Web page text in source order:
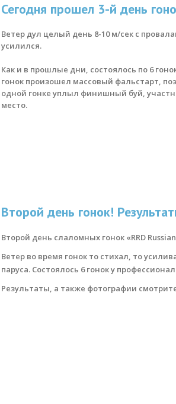
Сегодня прошел 3-й день
Ветер дул целый день 8-10 м/сек с
усилился.
Как и в прошлые дни, состоялось по 6
гонок произошел массовый фальстарт,
одной гонке уплыл финишный буй,
место.
Второй день гонок!
Второй день слаломных гонок «RRD
Ветер во время гонок то стихал, то
паруса. Состоялось 6 гонок у
Результаты, а также фотографии